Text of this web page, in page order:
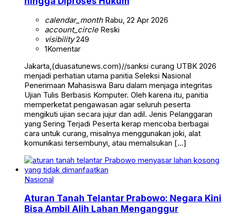
calendar_monthRabu, 22 Apr 2026
account_circleReski
visibility249
1Komentar
Jakarta,(duasatunews.com)//sanksi curang UTBK 2026
menjadi perhatian utama panitia Seleksi Nasional
Penerimaan Mahasiswa Baru dalam menjaga integritas
Ujian Tulis Berbasis Komputer. Oleh karena itu, panitia
memperketat pengawasan agar seluruh peserta
mengikuti ujian secara jujur dan adil. Jenis Pelanggaran
yang Sering Terjadi Peserta kerap mencoba berbagai
cara untuk curang, misalnya menggunakan joki, alat
komunikasi tersembunyi, atau memalsukan […]
Nasional
Aturan Tanah Telantar Prabowo: Negara Kini
Bisa Ambil Alih Lahan Menganggur